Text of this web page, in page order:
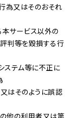
為又はそのおそれ
本サービス以外の
判等を毀損する行
ステム等に不正に
はそのように誤認
の他の利用者又は第